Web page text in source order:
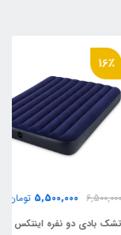
5,500,000 تومان
دو نفره اینتکس جدید